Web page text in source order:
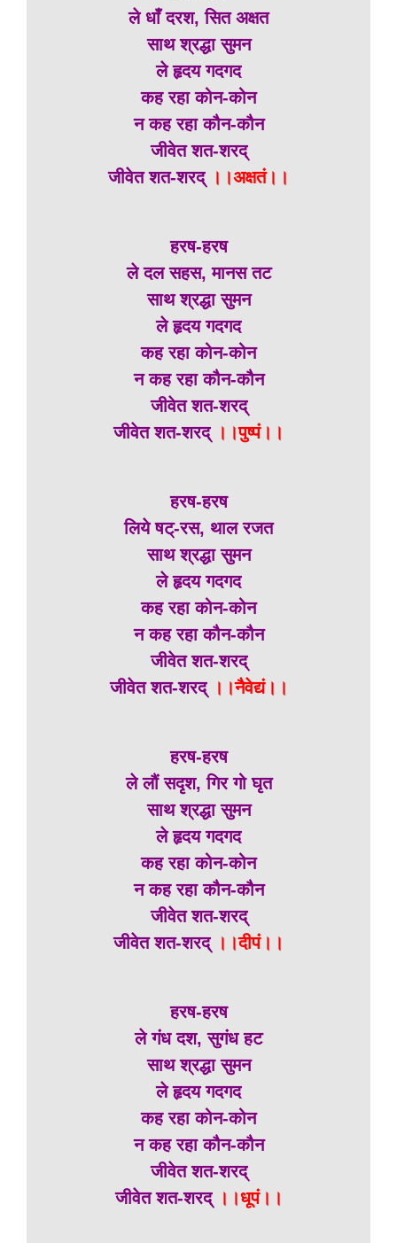
ले धाँ दरश, सित अक्षत
साथ श्रद्धा सुमन
ले हृदय गदगद
कह रहा कोन-कोन
न कह रहा कौन-कौन
जीवेत शत-शरद्
जीवेत शत-शरद्।।अक्षतं।।
हरष-हरष
ले दल सहस, मानस तट
साथ श्रद्धा सुमन
ले हृदय गदगद
कह रहा कोन-कोन
न कह रहा कौन-कौन
जीवेत शत-शरद्
जीवेत शत-शरद्।।पुष्पं।।
हरष-हरष
लिये षट्-रस, थाल रजत
साथ श्रद्धा सुमन
ले हृदय गदगद
कह रहा कोन-कोन
न कह रहा कौन-कौन
जीवेत शत-शरद्
जीवेत शत-शरद् ।।नैवेद्यं।।
हरष-हरष
ले लौं सदृश, गिर गो घृत
साथ श्रद्धा सुमन
ले हृदय गदगद
कह रहा कोन-कोन
न कह रहा कौन-कौन
जीवेत शत-शरद्
जीवेत शत-शरद्।।दीपं।।
हरष-हरष
ले गंध दश, सुगंध हट
साथ श्रद्धा सुमन
ले हृदय गदगद
कह रहा कोन-कोन
न कह रहा कौन-कौन
जीवेत शत-शरद्
जीवेत शत-शरद्।।धूपं।।